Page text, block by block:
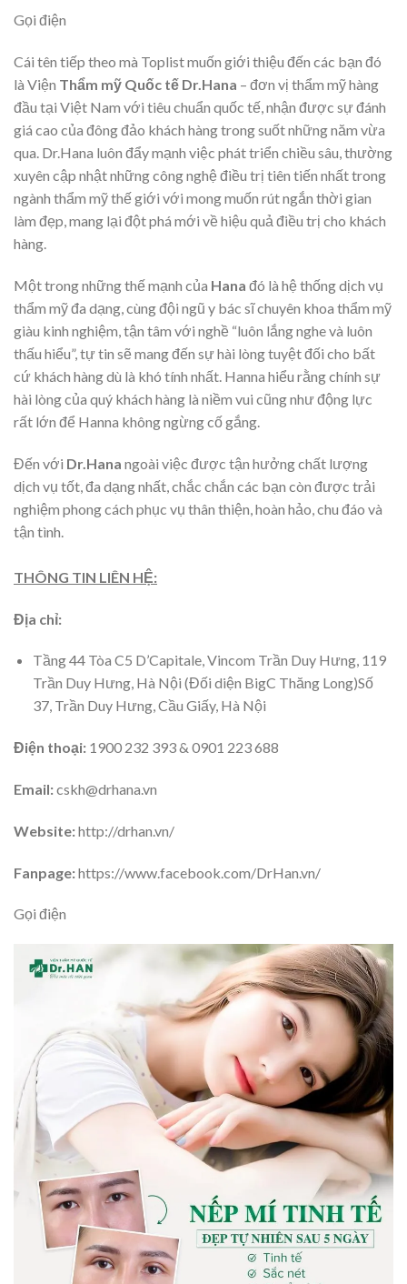
Gọi điện
Cái tên tiếp theo mà Toplist muốn giới thiệu đến các bạn đó
là Viện Thẩm mỹ Quốc tế Dr.Hana – đơn vị thẩm mỹ hàng
đầu tại Việt Nam với tiêu chuẩn quốc tế, nhận được sự đánh
giá cao của đông đảo khách hàng trong suốt những năm vừa
qua. Dr.Hana luôn đẩy mạnh việc phát triển chiều sâu, thường
xuyên cập nhật những công nghệ điều trị tiên tiến nhất trong
ngành thẩm mỹ thế giới với mong muốn rút ngắn thời gian
làm đẹp, mang lại đột phá mới về hiệu quả điều trị cho khách
hàng.
Một trong những thế mạnh của Hana đó là hệ thống dịch vụ
thẩm mỹ đa dạng, cùng đội ngũ y bác sĩ chuyên khoa thẩm mỹ
giàu kinh nghiệm, tận tâm với nghề “luôn lắng nghe và luôn
thấu hiểu”, tự tin sẽ mang đến sự hài lòng tuyệt đối cho bất
cứ khách hàng dù là khó tính nhất. Hanna hiểu rằng chính sự
hài lòng của quý khách hàng là niềm vui cũng như động lực
rất lớn để Hanna không ngừng cố gắng.
Đến với Dr.Hana ngoài việc được tận hưởng chất lượng
dịch vụ tốt, đa dạng nhất, chắc chắn các bạn còn được trải
nghiệm phong cách phục vụ thân thiện, hoàn hảo, chu đáo và
tận tình.
THÔNG TIN LIÊN HỆ:
Địa chỉ:
Tầng 44 Tòa C5 D’Capitale, Vincom Trần Duy Hưng, 119
Trần Duy Hưng, Hà Nội (Đối diện BigC Thăng Long)Số
37, Trần Duy Hưng, Cầu Giấy, Hà Nội
Điện thoại: 1900 232 393 & 0901 223 688
Email:cskh@drhana.vn
Website:http://drhan.vn/
Fanpage:https://www.facebook.com/DrHan.vn/
Gọi điện